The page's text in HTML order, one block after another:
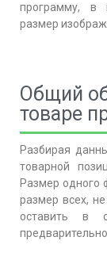
программу, в
размер
Общий
товаре
Разбирая
товарной
Размер одного
размер всех,
оставить в